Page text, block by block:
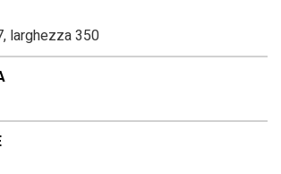
larghezza 350